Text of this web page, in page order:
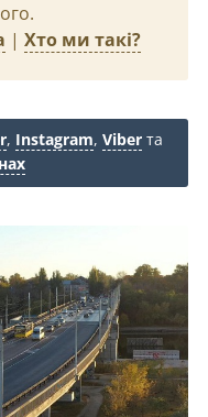
| Хто ми такі?
, Instagram, Viber та